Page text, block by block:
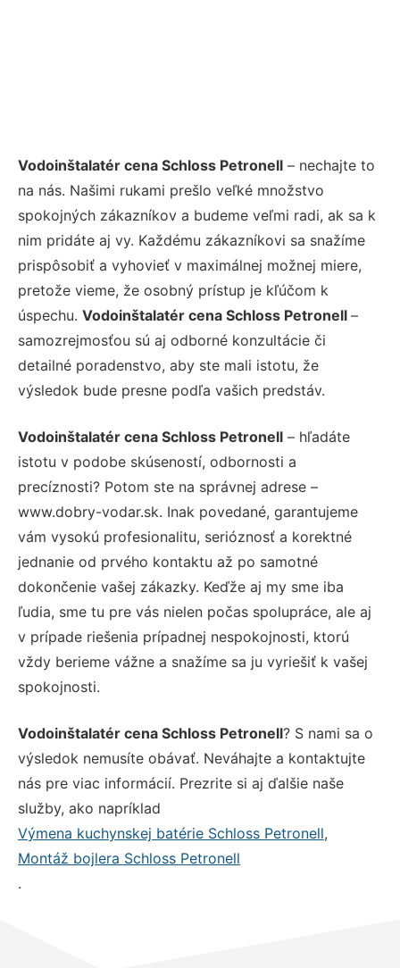
Vodoinštalatér cena Schloss Petronell – nechajte to
na nás. Našimi rukami prešlo veľké množstvo
spokojných zákazníkov a budeme veľmi radi, ak sa k
nim pridáte aj vy. Každému zákazníkovi sa snažíme
prispôsobiť a vyhovieť v maximálnej možnej miere,
pretože vieme, že osobný prístup je kľúčom k
úspechu. Vodoinštalatér cena Schloss Petronell –
samozrejmosťou sú aj odborné konzultácie či
detailné poradenstvo, aby ste mali istotu, že
výsledok bude presne podľa vašich predstáv.
Vodoinštalatér cena Schloss Petronell – hľadáte
istotu v podobe skúseností, odbornosti a
precíznosti? Potom ste na správnej adrese –
www.dobry-vodar.sk. Inak povedané, garantujeme
vám vysokú profesionalitu, serióznosť a korektné
jednanie od prvého kontaktu až po samotné
dokončenie vašej zákazky. Keďže aj my sme iba
ľudia, sme tu pre vás nielen počas spolupráce, ale aj
v prípade riešenia prípadnej nespokojnosti, ktorú
vždy berieme vážne a snažíme sa ju vyriešiť k vašej
spokojnosti.
Vodoinštalatér cena Schloss Petronell? S nami sa o
výsledok nemusíte obávať. Neváhajte a kontaktujte
nás pre viac informácií. Prezrite si aj ďalšie naše
služby, ako napríklad
Výmena kuchynskej batérie Schloss Petronell,
Montáž bojlera Schloss Petronell
.